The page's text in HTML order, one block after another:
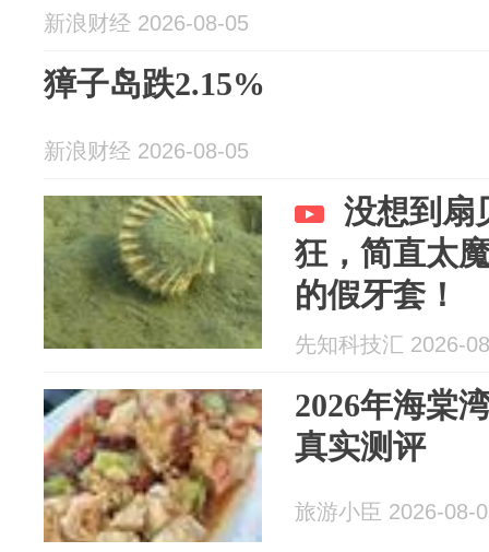
新浪财经 2026-08-05
獐子岛跌2.15%
新浪财经 2026-08-05
没想到扇
狂，简直太
的假牙套！
先知科技汇 2026-
2026年海棠
真实测评
旅游小臣 2026-08-